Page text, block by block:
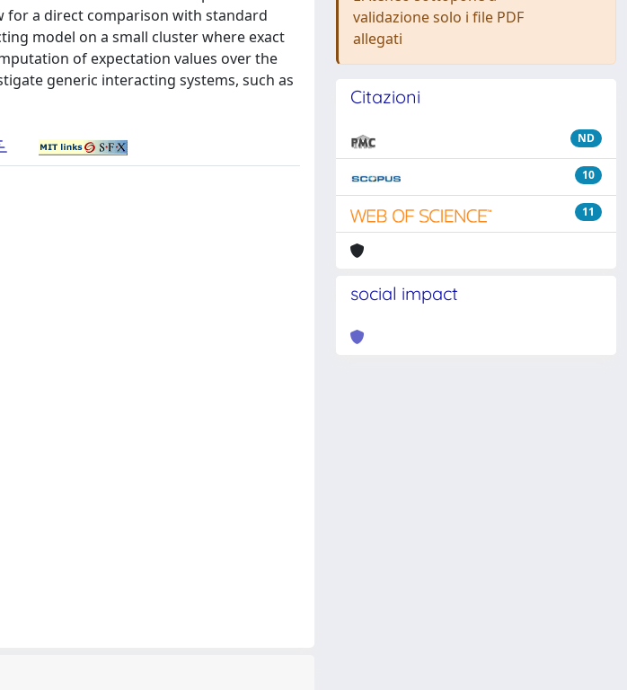
for a direct comparison with standard
model on a small cluster where exact
of expectation values over the
generic interacting systems, such as
validazione solo i file PDF
allegati
Citazioni
ND
10
11
social impact